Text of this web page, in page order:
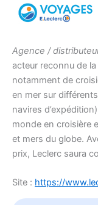
Agence /
acteur reconnu de
notamment de
en mer sur
navires
monde en croisière
et mers du globe.
prix, Leclerc saura
Site : https://